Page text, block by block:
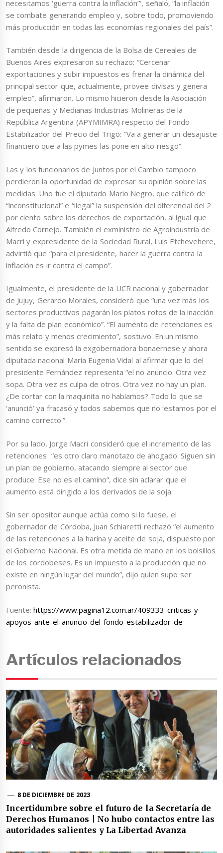
necesitamos ‘guerra contra la inflación’”, señaló, “la inflación
se combate generando empleo y, sobre todo, promoviendo
más producción en todas las economías regionales del país”.
También desde la dirigencia de la Bolsa de Cereales de
Buenos Aires expresaron su rechazo: “Cercenar
exportaciones y subir impuestos es frenar la dinámica del
principal sector que, actualmente, provee divisas y genera
empleo”, afirmaron. Lo mismo hicieron desde la Asociación
de pequeñas y Medianas Industrias Molineras de la
República Argentina (APYMIMRA) respecto del Fondo
Estabilizador del Precio del Trigo: “Va a generar un desajuste
financiero que a las pymes las pone en alto riesgo”.
Las y los funcionarios de Juntos por el Cambio tampoco
perdieron la oportunidad de expresar su opinión sobre las
medidas. Uno fue el diputado Mario Negro, que calificó de
“inconstitucional” e “ilegal” la suspensión del diferencial del 2
por ciento sobre los derechos de exportación, al igual que
Alfredo Cornejo. También el exministro de Agroindustria de
Macri y expresidente de la Sociedad Rural, Luis Etchevehere,
advirtió que “para el presidente, hacer la guerra contra la
inflación es ir contra el campo”.
Igualmente, el presidente de la UCR nacional y gobernador
de Jujuy, Gerardo Morales, consideró que “una vez más los
sectores productivos pagarán los platos rotos de la inacción
y la falta de plan económico”. “El aumento de retenciones es
más relato y menos crecimiento”, sostuvo. En un mismo
sentido se expresó la exgobernadora bonaernese y ahora
diputada nacional María Eugenia Vidal al afirmar que lo del
presidente Fernández representa “el no anuncio. Otra vez
sopa. Otra vez es culpa de otros. Otra vez no hay un plan.
¿De cortar con la maquinita no hablamos? Todo lo que se
‘anunció’ ya fracasó y todos sabemos que no ‘estamos por el
camino correcto'”.
Por su lado, Jorge Macri consideró que el incremento de las
retenciones “es otro claro manotazo de ahogado. Siguen sin
un plan de gobierno, atacando siempre al sector que
produce. Ese no es el camino”, dice sin aclarar que el
aumento está dirigido a los derivados de la soja.
Sin ser opositor aunque actúa como si lo fuese, el
gobernador de Córdoba, Juan Schiaretti rechazó “el aumento
de las retenciones a la harina y aceite de soja, dispuesto por
el Gobierno Nacional. Es otra metida de mano en los bolsillos
de los cordobeses. Es un impuesto a la producción que no
existe en ningún lugar del mundo”, dijo quien supo ser
peronista.
Fuente:https://www.pagina12.com.ar/409333-criticas-y-
apoyos-ante-el-anuncio-del-fondo-estabilizador-de
Artículos relacionados
8 DE DICIEMBRE DE 2023
Incertidumbre sobre el futuro de la Secretaría de
Derechos Humanos | No hubo contactos entre las
autoridades salientes y La Libertad Avanza